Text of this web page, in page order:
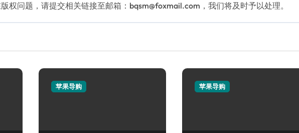
权问题，请提交相关链接至邮箱：bqsm@foxmail.com，我们将及时予以处理。
苹果导购 苹果导购